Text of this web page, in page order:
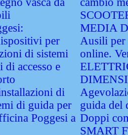
per
di sistemi
di accesso e
di
di guida per
Poggesi a
MEDIA
Ausili per
online.
guida del
Doppi
SMART